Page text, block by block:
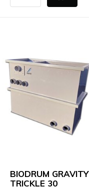
BIODRUM GRAVITY
TRICKLE 30